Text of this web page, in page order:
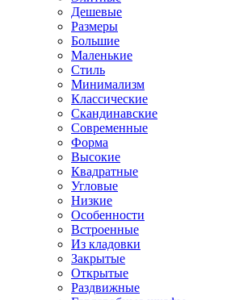
Дешевые
Размеры
Большие
Маленькие
Стиль
Минимализм
Классические
Скандинавские
Современные
Форма
Высокие
Квадратные
Угловые
Низкие
Особенности
Встроенные
Из кладовки
Закрытые
Открытые
Раздвижные